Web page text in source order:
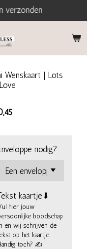
verzonden
Wenskaart | Lots
nodig?
kaartje⬇
hier jouw
boodschap
en wij schrijven de
op het kaartje.
toch? ✍